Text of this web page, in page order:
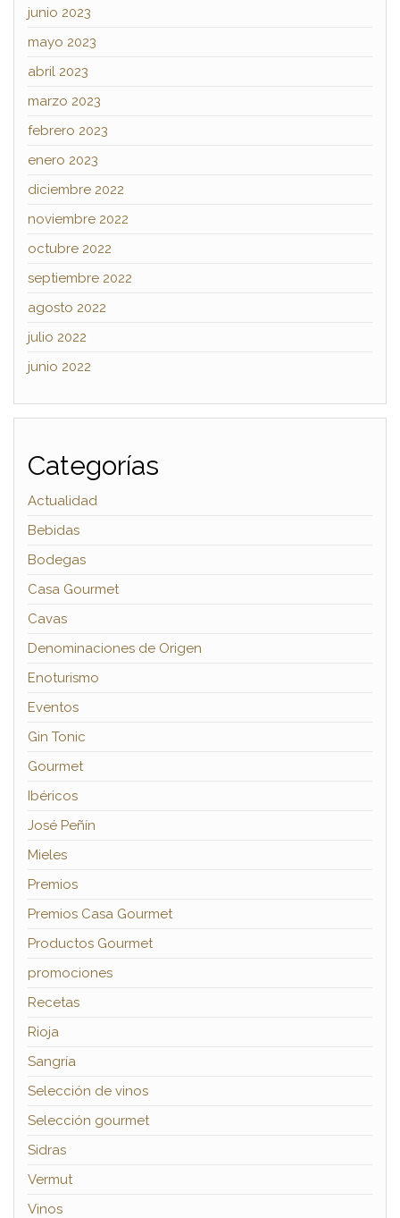
junio 2023
mayo 2023
abril 2023
marzo 2023
febrero 2023
enero 2023
diciembre 2022
noviembre 2022
octubre 2022
septiembre 2022
agosto 2022
julio 2022
junio 2022
Categorías
Actualidad
Bebidas
Bodegas
Casa Gourmet
Cavas
Denominaciones de Origen
Enoturismo
Eventos
Gin Tonic
Gourmet
Ibéricos
José Peñín
Mieles
Premios
Premios Casa Gourmet
Productos Gourmet
promociones
Recetas
Rioja
Sangría
Selección de vinos
Selección gourmet
Sidras
Vermut
Vinos